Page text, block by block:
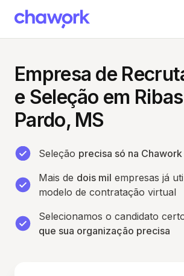
Empresa de
e Seleção em
Pardo, MS
Seleção precisa só na Chawork
Mais de dois mil empresas já
modelo de contratação virtual
Selecionamos o candidato
que sua organização precisa